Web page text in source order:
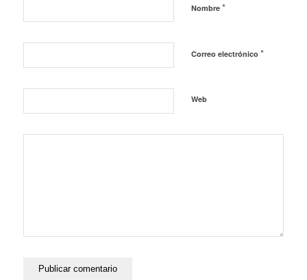
Nombre *
Correo electrónico *
Web